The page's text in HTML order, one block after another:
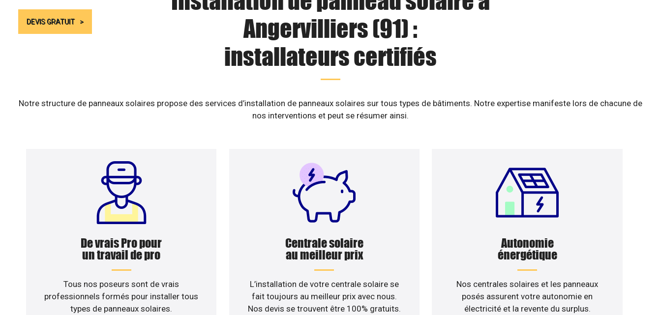
DEVIS GRATUIT
Angervilliers (91) :
installateurs certifiés
Notre structure de panneaux solaires propose des services d’installation de panneaux solaires sur tous types de bâtiments. Notre expertise manifeste lors de chacune de
nos interventions et peut se résumer ainsi.
De vrais Pro pour
un travail de pro
Tous nos poseurs sont de vrais
professionnels formés pour installer tous
types de panneaux solaires.
Centrale solaire
au meilleur prix
L’installation de votre centrale solaire se
fait toujours au meilleur prix avec nous.
Nos devis se trouvent être 100% gratuits.
Autonomie
énergétique
Nos centrales solaires et les panneaux
posés assurent votre autonomie en
électricité et la revente du surplus.